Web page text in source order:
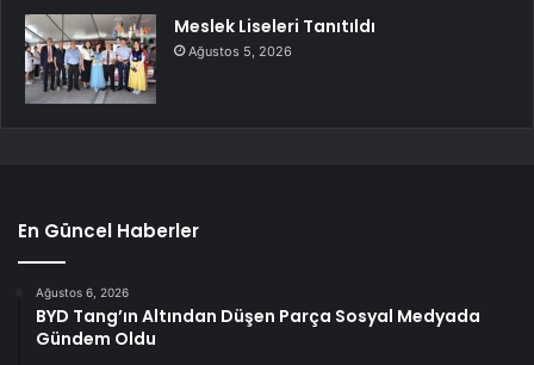
Meslek Liseleri Tanıtıldı
Ağustos 5, 2026
En Güncel Haberler
Ağustos 6, 2026
BYD Tang’ın Altından Düşen Parça Sosyal Medyada
Gündem Oldu